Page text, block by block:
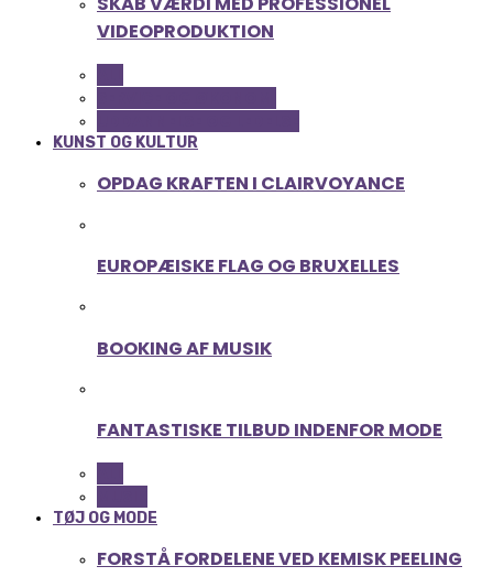
VIDEOPRODUKTION
KUNST OG KULTUR
OPDAG KRAFTEN I CLAIRVOYANCE
EUROPÆISKE FLAG OG BRUXELLES
BOOKING AF MUSIK
FANTASTISKE TILBUD INDENFOR MODE
TØJ OG MODE
FORSTÅ FORDELENE VED KEMISK PEELING